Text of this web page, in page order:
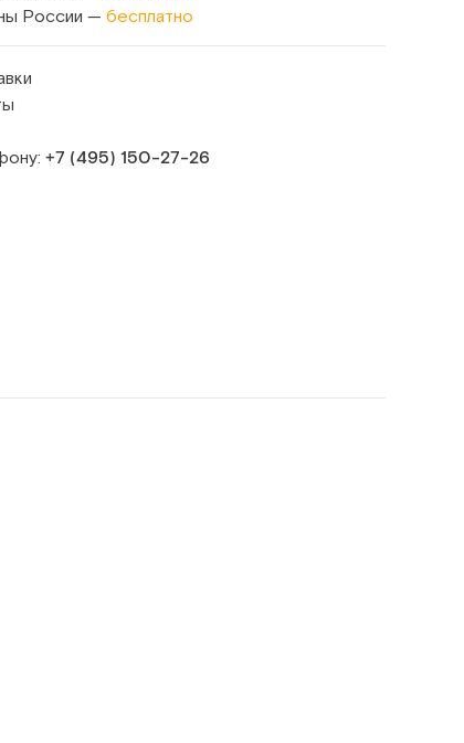
России — бесплатно
+7 (495) 150‑27‑26